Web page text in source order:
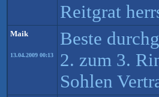
Reitgrat
Maik
13.04.2009 00:13
Beste
2. zum 3.
Sohlen